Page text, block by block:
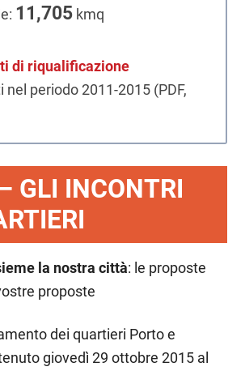
11,705 kmq
di riqualificazione
nel periodo 2011-2015 (PDF,
GLI INCONTRI
la nostra città: le proposte
proposte
dei quartieri Porto e
giovedì 29 ottobre 2015 al